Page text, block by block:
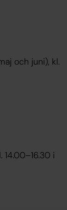
och juni), kl.
i